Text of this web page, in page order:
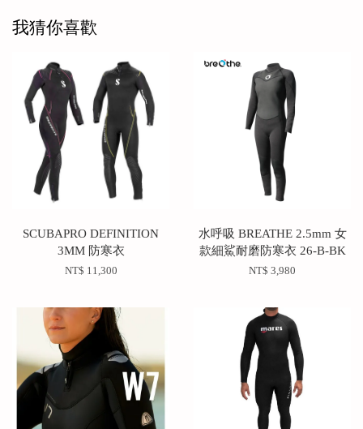
我猜你喜歡
SCUBAPRO DEFINITION
3MM 防寒衣
NT$ 11,300
水呼吸 BREATHE 2.5mm 女
款細鯊耐磨防寒衣 26-B-BK
NT$ 3,980